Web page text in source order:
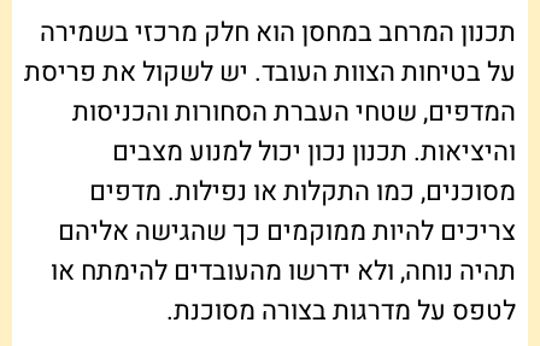
תכנון המרחב במחסן הוא חלק מרכזי בשמירה
על בטיחות הצוות העובד. יש לשקול את פריסת
המדפים, שטחי העברת הסחורות והכניסות
והיציאות. תכנון נכון יכול למנוע מצבים
מסוכנים, כמו התקלות או נפילות. מדפים
צריכים להיות ממוקמים כך שהגישה אליהם
תהיה נוחה, ולא ידרשו מהעובדים להימתח או
לטפס על מדרגות בצורה מסוכנת.